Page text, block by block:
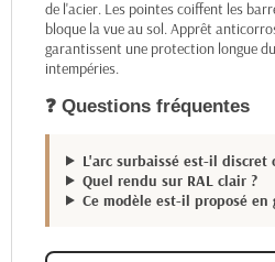
de l'acier. Les pointes coiffent les
bloque la vue au sol. Apprêt
garantissent une protection longue
intempéries.
❓ Questions fréquentes
L'arc surbaissé est-il discret
Quel rendu sur RAL clair ?
Ce modèle est-il proposé en